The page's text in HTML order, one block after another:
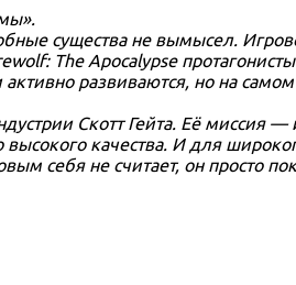
существа не вымысел.
The Apocalypse
развиваются, но на
Скотт Гейта. Её миссия —
качества. И для
себя не считает, он просто